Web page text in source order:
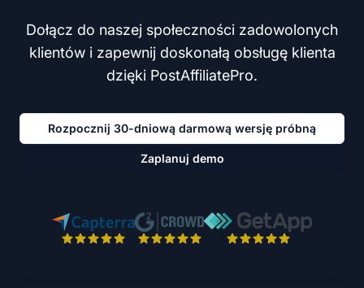
Dołącz do naszej społeczności zadowolonych
klientów i zapewnij doskonałą obsługę klienta
dzięki PostAffiliatePro.
Rozpocznij 30-dniową darmową wersję próbną
Zaplanuj demo